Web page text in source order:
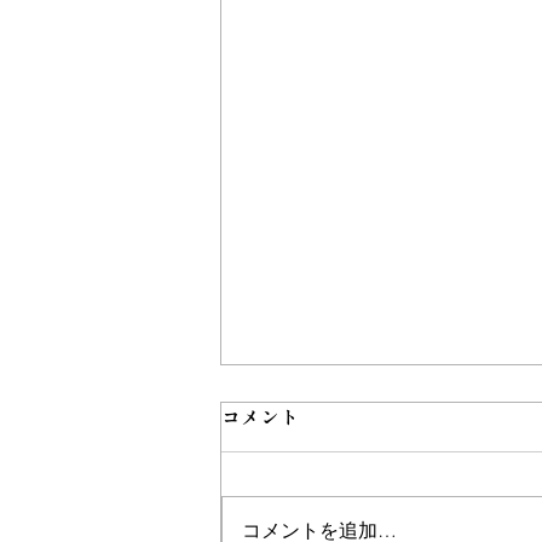
フルーツトマト
コメント
コメントを追加…